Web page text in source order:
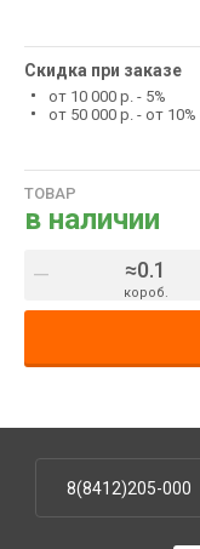
Скидка при заказе
от 10 000 р. - 5%
от 50 000 р. - от
ТОВАР
в наличии
– короб.
8(8412)205-000